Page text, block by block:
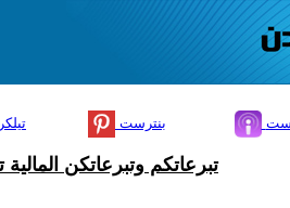
بنترست
تبرعاتكم وتبرعاتكن